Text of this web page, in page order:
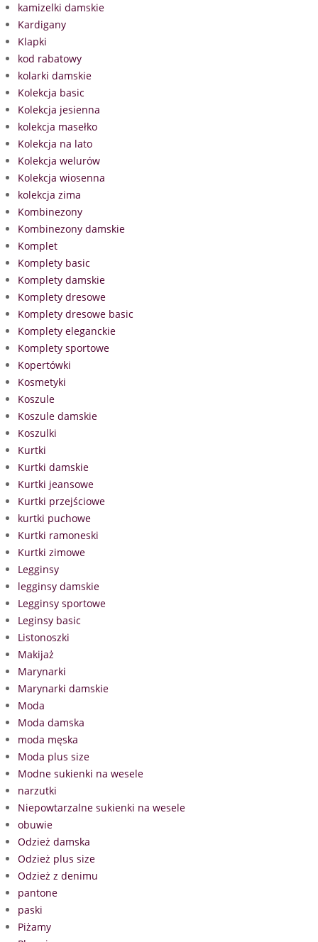
kamizelki damskie
Kardigany
Klapki
kod rabatowy
kolarki damskie
Kolekcja basic
Kolekcja jesienna
kolekcja masełko
Kolekcja na lato
Kolekcja welurów
Kolekcja wiosenna
kolekcja zima
Kombinezony
Kombinezony damskie
Komplet
Komplety basic
Komplety damskie
Komplety dresowe
Komplety dresowe basic
Komplety eleganckie
Komplety sportowe
Kopertówki
Kosmetyki
Koszule
Koszule damskie
Koszulki
Kurtki
Kurtki damskie
Kurtki jeansowe
Kurtki przejściowe
kurtki puchowe
Kurtki ramoneski
Kurtki zimowe
Legginsy
legginsy damskie
Legginsy sportowe
Leginsy basic
Listonoszki
Makijaż
Marynarki
Marynarki damskie
Moda
Moda damska
moda męska
Moda plus size
Modne sukienki na wesele
narzutki
Niepowtarzalne sukienki na wesele
obuwie
Odzież damska
Odzież plus size
Odzież z denimu
pantone
paski
Piżamy